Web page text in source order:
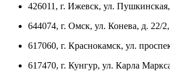
426011, г. Ижевск, ул.
644074, г. Омск, ул. Конева, д. 22/2,
617060, г. Краснокамск, ул.
617470, г. Кунгур, ул. Карла